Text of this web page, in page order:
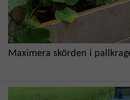
Maximera skörden i